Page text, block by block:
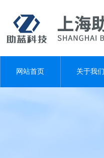
网站首页 关于我们